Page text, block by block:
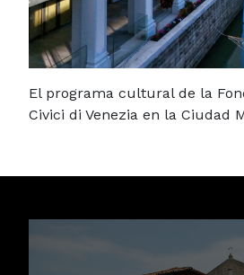
El programa cultural de la
Civici di Venezia en la Ciudad